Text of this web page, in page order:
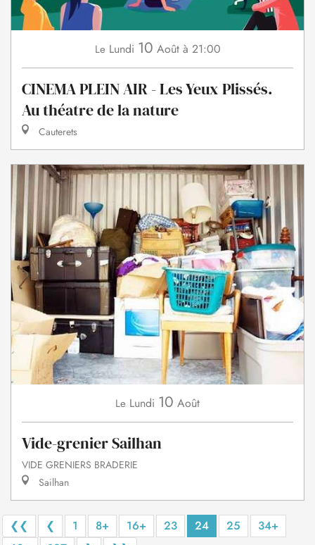
Le Lundi 10 Août à 21:00
CINEMA PLEIN AIR - Les Yeux Plissés.
Au théatre de la nature
Cauterets
Le Lundi 10 Août
Vide-grenier Sailhan
VIDE GRENIERS BRADERIE
Sailhan
❮❮ ❮ 1 8+ 16+ 23 24 25
34+